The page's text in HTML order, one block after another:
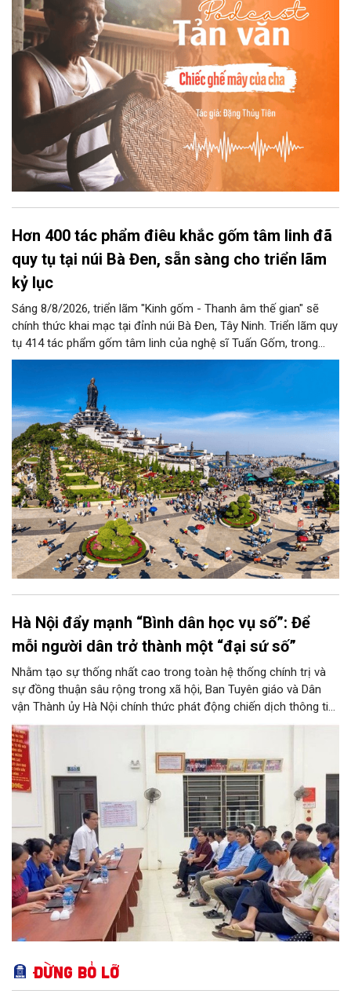
những điệu cười khúc khích.
Hơn 400 tác phẩm điêu khắc gốm tâm linh đã
quy tụ tại núi Bà Đen, sẵn sàng cho triển lãm
kỷ lục
Sáng 8/8/2026, triển lãm "Kinh gốm - Thanh âm thế gian" sẽ
chính thức khai mạc tại đỉnh núi Bà Đen, Tây Ninh. Triển lãm quy
tụ 414 tác phẩm gốm tâm linh của nghệ sĩ Tuấn Gốm, trong
không gian nghệ thuật sắp đặt nghệ thuật trên đỉnh núi quy mô
lớn nhất Việt Nam.
Hà Nội đẩy mạnh “Bình dân học vụ số”: Để
mỗi người dân trở thành một “đại sứ số”
Nhằm tạo sự thống nhất cao trong toàn hệ thống chính trị và
sự đồng thuận sâu rộng trong xã hội, Ban Tuyên giáo và Dân
vận Thành ủy Hà Nội chính thức phát động chiến dịch thông tin,
tuyên truyền về Phong trào “Bình dân học vụ số”. Chương trình
không chỉ góp phần tăng tốc thực hiện Nghị quyết số 57-
NQ/TW của Thủ đô, mà còn khơi dậy tinh thần học tập suốt
đời, đưa tri thức và kỹ năng số thấm sâu vào mọi mặt đời sống.
Đây được xem là bước đi chiến lược để hình thành nét văn hóa
học tập mới, hướng tới phát triển toàn diện lực lượng công dân
số, xã hội số và xã hội học tập trên địa bàn thành phố.
Đừng bỏ lỡ